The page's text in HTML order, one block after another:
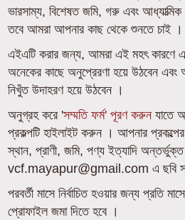
ভারসাম্য, বিশেষত জমি, গরু এবং
তবে আমরা আপনার কাছ থেকে শুনতে চাই ।
এইএটি করার জন্য, আমরা এই মহৎ কারণে
অনেকের কাছে অনুপ্রেরণা হয়ে উঠবেন এবং
নিখুঁত উদাহরণ হয়ে উঠবেন ।
অনুগ্রহ করে 'সম্মতি ফর্ম' পূরণ করুন যাতে
প্রকল্পটি হাইলাইট করুন । আপনার
স্থান, প্রাণী, জমি, পণ্য ইত্যাদি
vcf.mayapur@gmail.com এ ছবি সহ
পরবর্তী মাসে নির্বাচিত হওয়ার জন্য প্রতি
প্রোফাইল জমা দিতে হবে ।